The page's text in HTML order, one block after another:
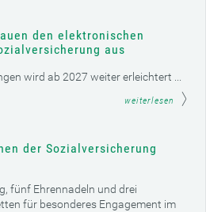
den elektronischen
aus
wird ab 2027 weiter erleichtert ...
weiterlesen
der Sozialversicherung
fünf Ehrennadeln und drei
für besonderes Engagement im